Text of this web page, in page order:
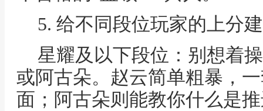
5. 给不同段位玩家的上分
星耀及以下段位：别想着
或阿古朵。赵云简单粗暴，
面；阿古朵则能教你什么是